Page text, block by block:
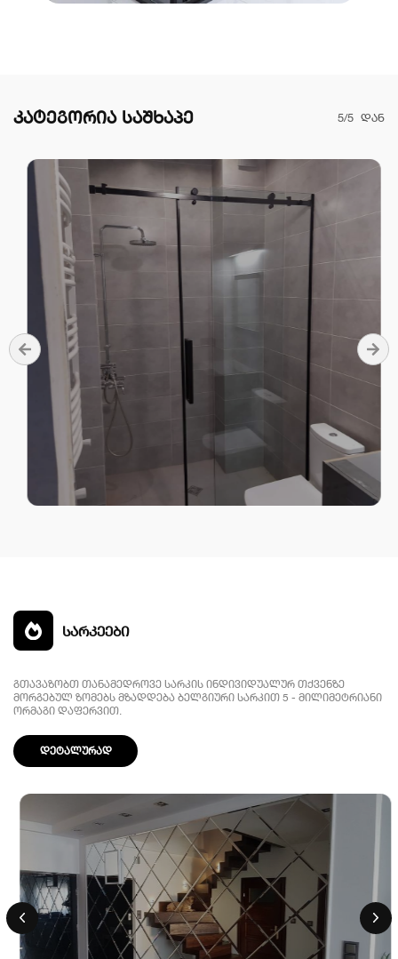
კატეგორია საშხაპე 1/5 დან
სარკეები
გთავაზობთ თანამედროვე სარკის ინდივიდუალურ თქვენზე
მორგებულ ზომებს მზადდება ბელგიური სარკით 5 - მილიმეტრიანი
ორმაგი დაფერვით.
დეტალურად